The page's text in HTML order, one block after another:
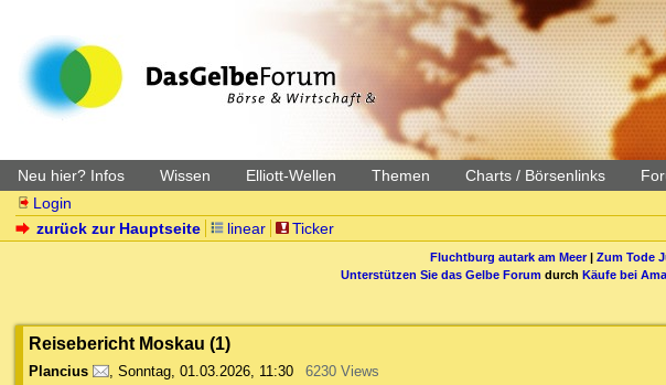
Neu hier? Infos Wissen Elliott-Wellen Themen Charts / Börsenlinks
Login
zurück zur Hauptseite
linear Ticker
Fluchtburg autark am Meer| Zum Tode
Unterstützen Sie das Gelbe Forum durch Käufe bei
Reisebericht Moskau (1)
Plancius , Sonntag, 01.03.2026, 11:30
6230 Views